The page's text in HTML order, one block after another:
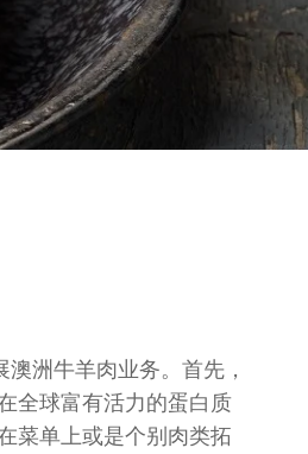
洲牛羊肉业务。首先，
全球富有活力的蛋白质
菜单上或是个别肉类拓